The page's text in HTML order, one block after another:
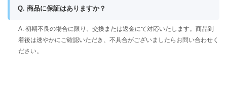
Q. 商品に保証はありますか？
A. 初期不良の場合に限り、交換または返金にて対応いたします。商品到
着後は速やかにご確認いただき、不具合がございましたらお問い合わせく
ださい。